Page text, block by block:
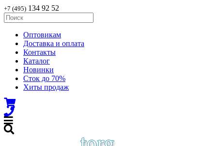
+7 (495) 134 92 52
Оптовикам
Доставка и оплата
Контакты
Каталог
Новинки
Сток до 70%
Хиты продаж